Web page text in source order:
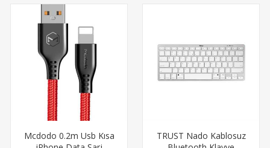
Mcdodo 0.2m Usb Kısa
TRUST Nado Kablosuz